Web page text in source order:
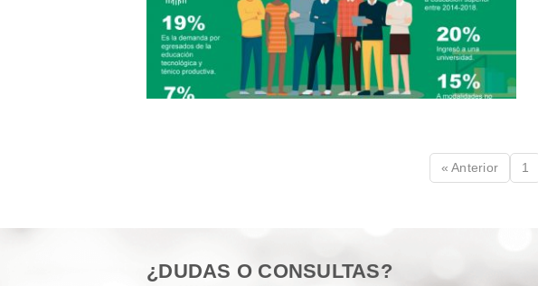
« Anterior 1
¿DUDAS O CONSULTAS?